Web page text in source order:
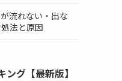
流れない・出な
法と原因
グ【最新版】